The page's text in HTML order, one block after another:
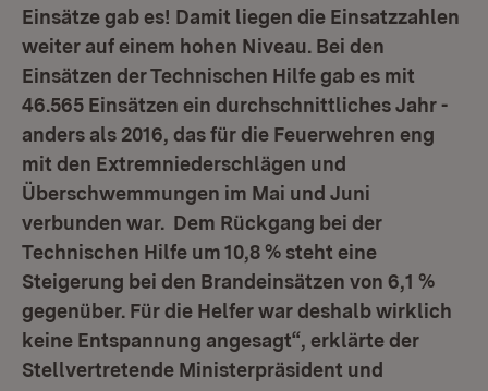
Einsätze gab es! Damit liegen die Einsatzzahlen
weiter auf einem hohen Niveau. Bei den
Einsätzen der Technischen Hilfe gab es mit
46.565 Einsätzen ein durchschnittliches Jahr -
anders als 2016, das für die Feuerwehren eng
mit den Extremniederschlägen und
Überschwemmungen im Mai und Juni
verbunden war. Dem Rückgang bei der
Technischen Hilfe um 10,8 % steht eine
Steigerung bei den Brandeinsätzen von 6,1 %
gegenüber. Für die Helfer war deshalb wirklich
keine Entspannung angesagt“, erklärte der
Stellvertretende Ministerpräsident und